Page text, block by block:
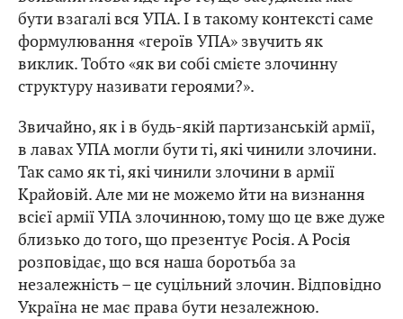
бути взагалі вся УПА. І в такому контексті саме
формулювання «героїв УПА» звучить як
виклик. Тобто «як ви собі смієте злочинну
структуру називати героями?».
Звичайно, як і в будь-якій партизанській армії,
в лавах УПА могли бути ті, які чинили злочини.
Так само як ті, які чинили злочини в армії
Крайовій. Але ми не можемо йти на визнання
всієї армії УПА злочинною, тому що це вже дуже
близько до того, що презентує Росія. А Росія
розповідає, що вся наша боротьба за
незалежність – це суцільний злочин. Відповідно
Україна не має права бути незалежною.